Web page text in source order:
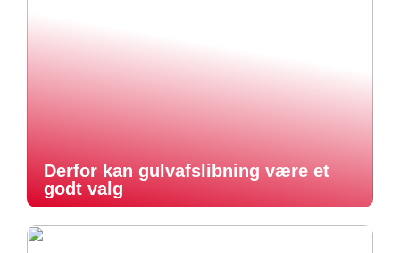
Derfor kan gulvafslibning være et
godt valg